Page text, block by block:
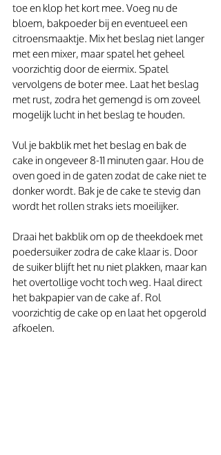
toe en klop het kort mee. Voeg nu de
bloem, bakpoeder bij en eventueel een
citroensmaaktje. Mix het beslag niet langer
met een mixer, maar spatel het geheel
voorzichtig door de eiermix. Spatel
vervolgens de boter mee. Laat het beslag
met rust, zodra het gemengd is om zoveel
mogelijk lucht in het beslag te houden.
Vul je bakblik met het beslag en bak de
cake in ongeveer 8-11 minuten gaar. Hou de
oven goed in de gaten zodat de cake niet te
donker wordt. Bak je de cake te stevig dan
wordt het rollen straks iets moeilijker.
Draai het bakblik om op de theekdoek met
poedersuiker zodra de cake klaar is. Door
de suiker blijft het nu niet plakken, maar kan
het overtollige vocht toch weg. Haal direct
het bakpapier van de cake af. Rol
voorzichtig de cake op en laat het opgerold
afkoelen.